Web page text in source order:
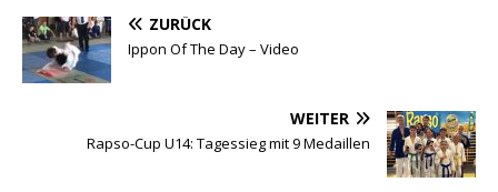
ZURÜCK
Ippon Of The Day – Video
WEITER
Rapso-Cup U14: Tagessieg mit 9 Medaillen